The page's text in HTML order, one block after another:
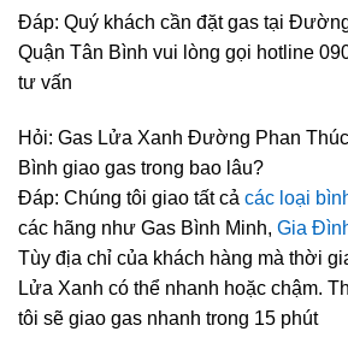
Đáp: Quý khách cần đặt gas tại
Quận Tân Bình vui lòng gọi hotline
tư vấn
Hỏi: Gas Lửa Xanh Đường Phan
Bình giao gas trong bao lâu?
Đáp: Chúng tôi giao tất cả các loại
các hãng như Gas Bình Minh, Gia
Tùy địa chỉ của khách hàng mà thời
Lửa Xanh có thể nhanh hoặc chậm.
tôi sẽ giao gas nhanh trong 15 phút